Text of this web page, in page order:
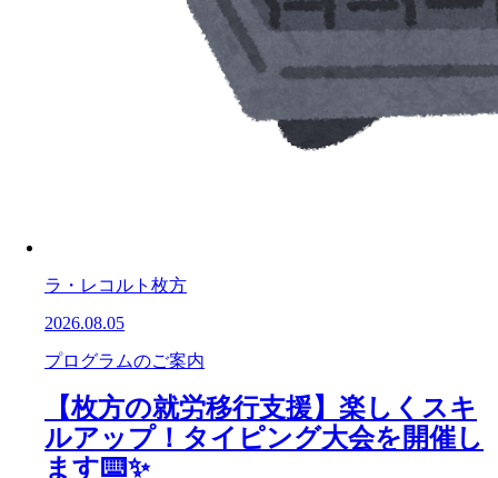
ラ・レコルト枚方
2026.08.05
プログラムのご案内
【枚方の就労移行支援】楽しくスキ
ルアップ！タイピング大会を開催し
ます⌨️✨